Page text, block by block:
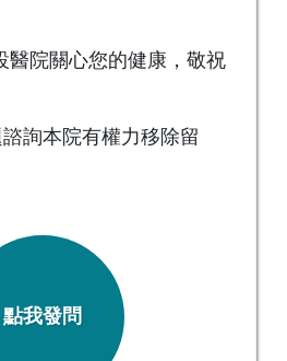
醫院關心您的健康，敬祝
詢本院有權力移除留
點我發問